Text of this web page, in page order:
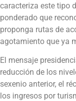
caracteriza este tipo
ponderado que
proponga rutas de
agotamiento que ya
El mensaje
reducción de los
sexenio anterior, el
los ingresos por